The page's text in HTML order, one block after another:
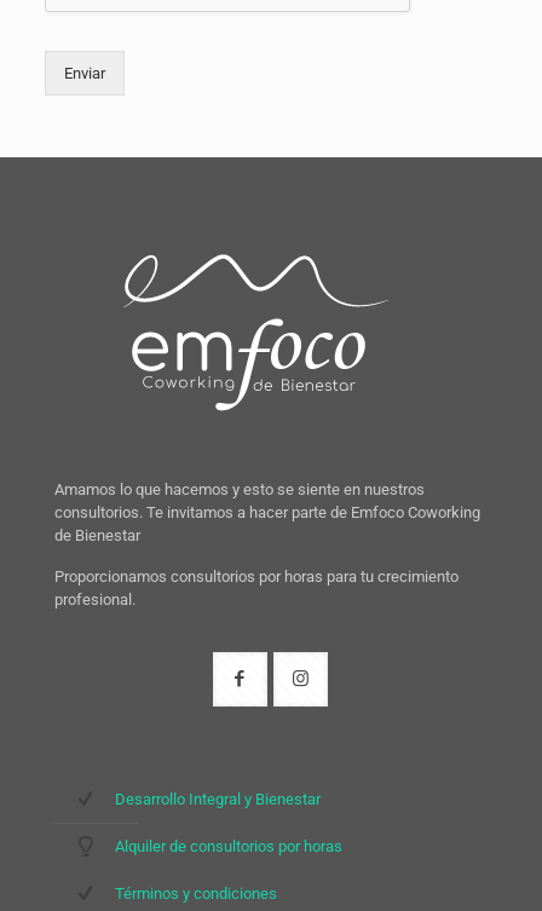
Enviar
Amamos lo que hacemos y esto se siente en nuestros
consultorios. Te invitamos a hacer parte de Emfoco Coworking
de Bienestar
Proporcionamos consultorios por horas para tu crecimiento
profesional.
Desarrollo Integral y Bienestar
Alquiler de consultorios por horas
Términos y condiciones